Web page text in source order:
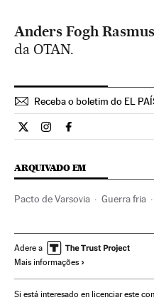
Anders Fogh
da OTAN.
Receba o boletim do EL
Internacional El País Brasil
Internacional El País
Internacional El
ARQUIVADO EM
Pacto de Varsovia Guerra fria
Europa Leste Conflitos
Organizações
Relações exteriores Política
Adere a
Mais informações
Si está interesado en licenciar este